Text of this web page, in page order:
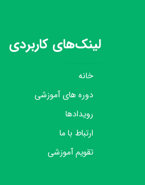
لینک‌های کاربردی
خانه
دوره های آموزشی
رویدادها
ارتباط با ما
تقویم آموزشی